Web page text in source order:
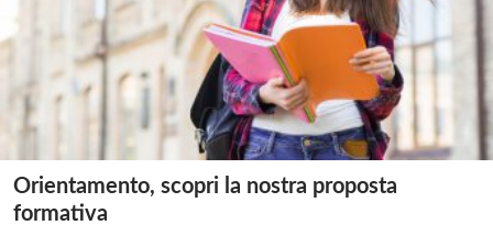
Orientamento, scopri la nostra proposta
formativa